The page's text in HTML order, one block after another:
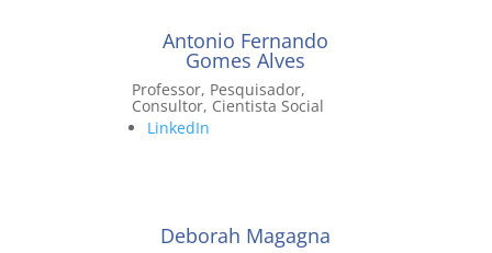
Antonio Fernando
Gomes Alves
Professor, Pesquisador,
Consultor, Cientista Social
LinkedIn
Deborah Magagna